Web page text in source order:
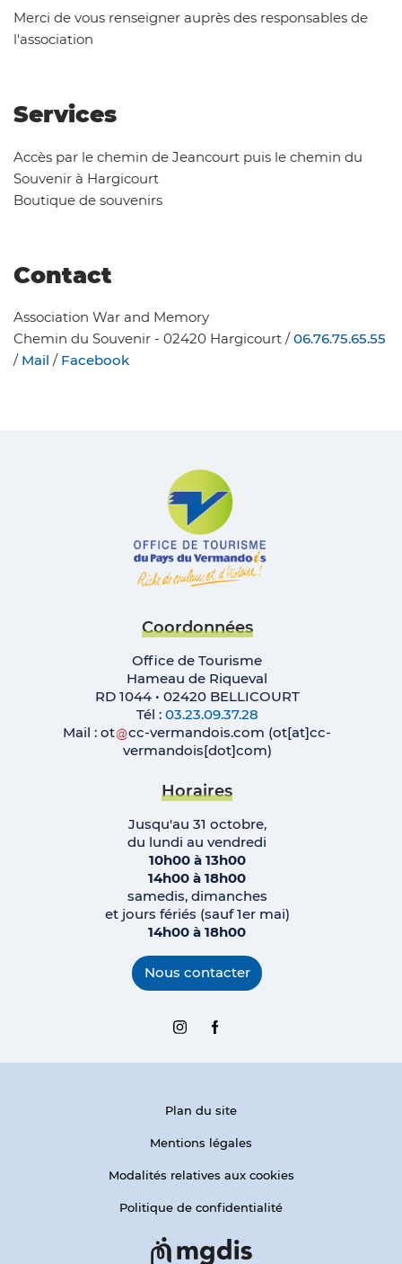
Merci de vous renseigner auprès des responsables de
l'association
Services
Accès par le chemin de Jeancourt puis le chemin du
Souvenir à Hargicourt
Boutique de souvenirs
Contact
Association War and Memory
Chemin du Souvenir - 02420 Hargicourt /06.76.75.65.55
/ Mail / Facebook
Coordonnées
Office de Tourisme
Hameau de Riqueval
RD 1044 • 02420 BELLICOURT
Tél : 03.23.09.37.28
Mail :ot cc-vermandois.com (ot[at]cc-
vermandois[dot]com)
Horaires
Jusqu'au 31 octobre,
du lundi au vendredi
10h00 à 13h00
14h00 à 18h00
samedis, dimanches
et jours fériés (sauf 1er mai)
14h00 à 18h00
Nous contacter
Plan du site
Mentions légales
Modalités relatives aux cookies
Politique de confidentialité